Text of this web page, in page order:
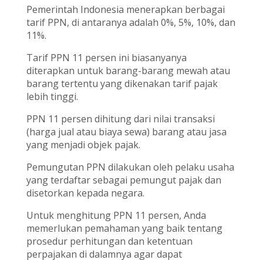
Pemerintah Indonesia menerapkan berbagai
tarif PPN, di antaranya adalah 0%, 5%, 10%, dan
11%.
Tarif PPN 11 persen ini biasanyanya
diterapkan untuk barang-barang mewah atau
barang tertentu yang dikenakan tarif pajak
lebih tinggi.
PPN 11 persen dihitung dari nilai transaksi
(harga jual atau biaya sewa) barang atau jasa
yang menjadi objek pajak.
Pemungutan PPN dilakukan oleh pelaku usaha
yang terdaftar sebagai pemungut pajak dan
disetorkan kepada negara.
Untuk menghitung PPN 11 persen, Anda
memerlukan pemahaman yang baik tentang
prosedur perhitungan dan ketentuan
perpajakan di dalamnya agar dapat